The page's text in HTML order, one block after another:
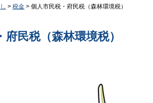
>税金 > 個人市民税・府民税（森林環境税）
民税（森林環境税）